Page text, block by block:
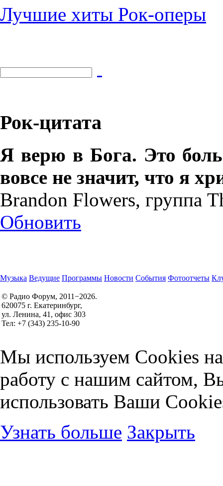
Лучшие хиты Рок-оперы
Рок-цитата
Я верю в Бога. Это
вовсе не значит, что я
Brandon Flowers, группа
Обновить
Музыка Ведущие Программы Новости События Фотоотчеты
© Радио Форум, 2011−2026.
620075 г. Екатеринбург,
ул. Ленина, 41, офис 303
Тел: +7 (343) 235-10-90
Мы используем Cookies
работу с нашим сайтом,
использовать Ваши
Узнать больше Закрыть